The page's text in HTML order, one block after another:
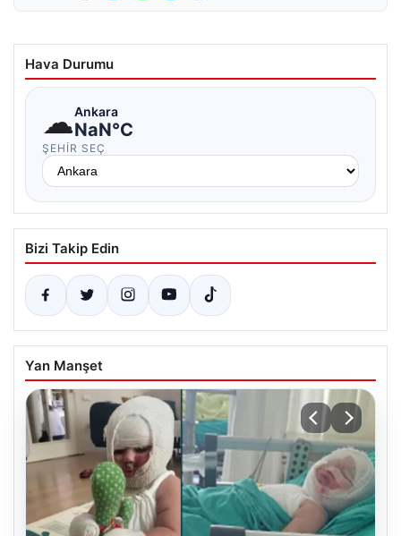
Hava Durumu
☁Ankara
NaN°C
ŞEHIR SEÇ
Bizi Takip Edin
Yan Manşet